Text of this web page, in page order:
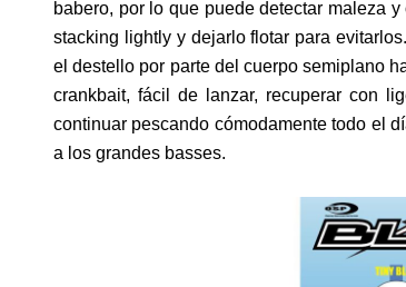
babero, por lo que puede detectar maleza
stacking lightly y dejarlo flotar para
el destello por parte del cuerpo semiplano
crankbait, fácil de lanzar, recuperar con
continuar pescando cómodamente todo el
a los grandes basses.